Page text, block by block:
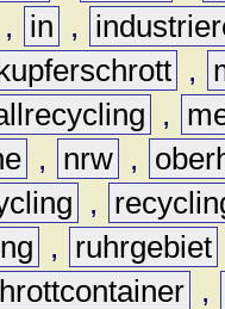
, in ,
,
,
, nrw ,
,
, ruhrgebiet
,